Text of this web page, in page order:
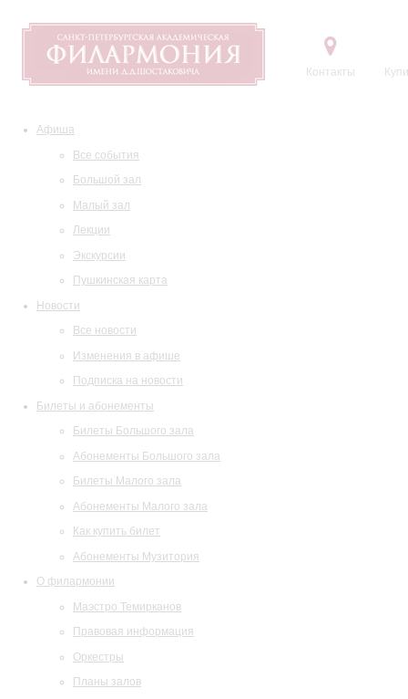
Контакты
Афиша
Все события
Большой зал
Малый зал
Лекции
Экскурсии
Пушкинская карта
Новости
Все новости
Изменения в афише
Подписка на новости
Билеты и абонементы
Билеты Большого зала
Абонементы Большого зала
Билеты Малого зала
Абонементы Малого зала
Как купить билет
Абонементы Музитория
О филармонии
Маэстро Темирканов
Правовая информация
Оркестры
Планы залов